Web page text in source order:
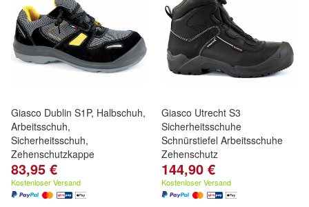
Giasco Dublin S1P, Halbschuh,
Arbeitsschuh,
Sicherheitsschuh,
Zehenschutzkappe
83,95 €
Kostenloser Versand
Giasco Utrecht S3
Sicherheitsschuhe
Schnürstiefel Arbeitsschuhe
Zehenschutz
144,90 €
Kostenloser Versand